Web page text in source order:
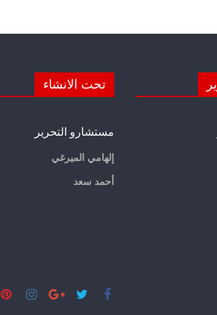
تحت الانشاء
مستشارو التحرير
إلهامي الميرغي
أحمد سعد